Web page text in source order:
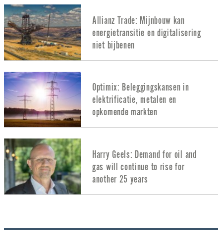
Allianz Trade: Mijnbouw kan
energietransitie en digitalisering
niet bijbenen
Optimix: Beleggingskansen in
elektrificatie, metalen en
opkomende markten
Harry Geels: Demand for oil and
gas will continue to rise for
another 25 years